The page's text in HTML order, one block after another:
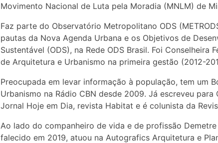
Movimento Nacional de Luta pela Moradia (MNLM) de
Faz parte do Observatório Metropolitano ODS
pautas da Nova Agenda Urbana e os Objetivos de
Sustentável (ODS), na Rede ODS Brasil. Foi Conselheira
de Arquitetura e Urbanismo na primeira gestão (2012-
Preocupada em levar informação à população, tem um
Urbanismo na Rádio CBN desde 2009. Já escreveu para
Jornal Hoje em Dia, revista Habitat e é colunista da
Ao lado do companheiro de vida e de profissão Demetre
falecido em 2019, atuou na Autografics Arquitetura e